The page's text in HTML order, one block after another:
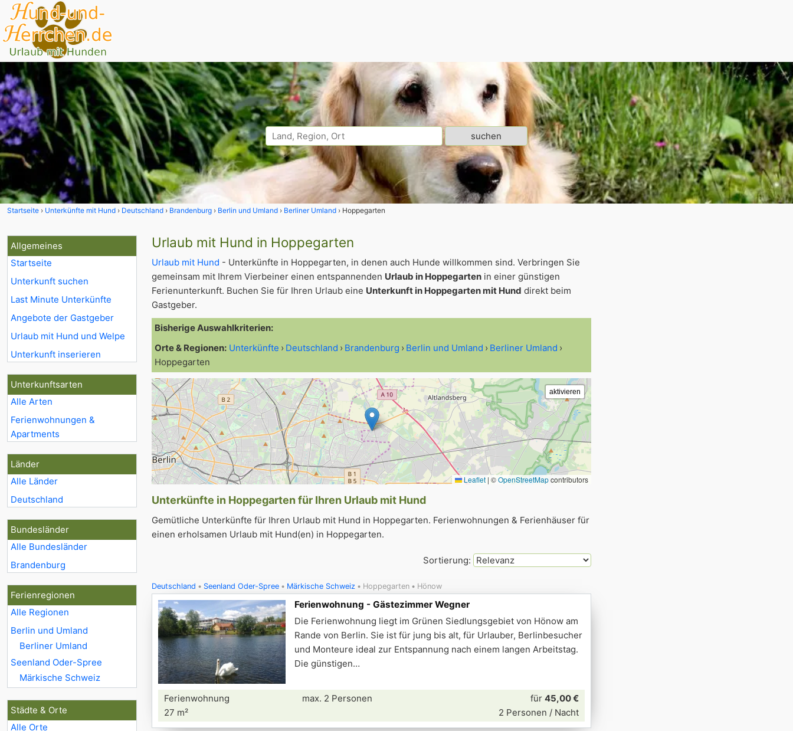
Startseite Unterkünfte mit Hund Deutschland Brandenburg Berlin und Umland Berliner Umland Hoppegarten
Allgemeines
Startseite
Unterkunft suchen
Last Minute Unterkünfte
Angebote der Gastgeber
Urlaub mit Hund und Welpe
Unterkunft inserieren
Unterkunftsarten
Alle Arten
Ferienwohnungen &
Apartments
Länder
Alle Länder
Deutschland
Bundesländer
Alle Bundesländer
Brandenburg
Ferienregionen
Alle Regionen
Berlin und Umland
Berliner Umland
Seenland Oder-Spree
Märkische Schweiz
Städte & Orte
Alle Orte
Urlaub mit Hund in Hoppegarten
Urlaub mit Hund - Unterkünfte in Hoppegarten, in denen auch Hunde willkommen sind. Verbringen Sie
gemeinsam mit Ihrem Vierbeiner einen entspannenden Urlaub in Hoppegarten in einer günstigen
Ferienunterkunft. Buchen Sie für Ihren Urlaub eine Unterkunft in Hoppegarten mit Hund direkt beim
Gastgeber.
Bisherige Auswahlkriterien:
Orte & Regionen: Unterkünfte Deutschland Brandenburg Berlin und Umland
Berliner Umland
Hoppegarten
Leaflet | ©OpenStreetMapcontributors
Unterkünfte in Hoppegarten für Ihren Urlaub mit Hund
Gemütliche Unterkünfte für Ihren Urlaub mit Hund in Hoppegarten. Ferienwohnungen & Ferienhäuser für
einen erholsamen Urlaub mit Hund(en) in Hoppegarten.
Sortierung:
Deutschland Seenland Oder-Spree Märkische Schweiz Hoppegarten Hönow
Ferienwohnung - Gästezimmer Wegner
Die Ferienwohnung liegt im Grünen Siedlungsgebiet von Hönow am
Rande von Berlin. Sie ist für jung bis alt, für Urlauber, Berlinbesucher
und Monteure ideal zur Entspannung nach einem langen Arbeitstag.
Die günstigen
Ferienwohnung
27 m²
max. 2 Personen für 45,00 €
2 Personen / Nacht